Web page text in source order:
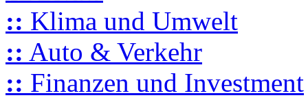
:: Klima und Umwelt
:: Auto & Verkehr
:: Finanzen und Investment